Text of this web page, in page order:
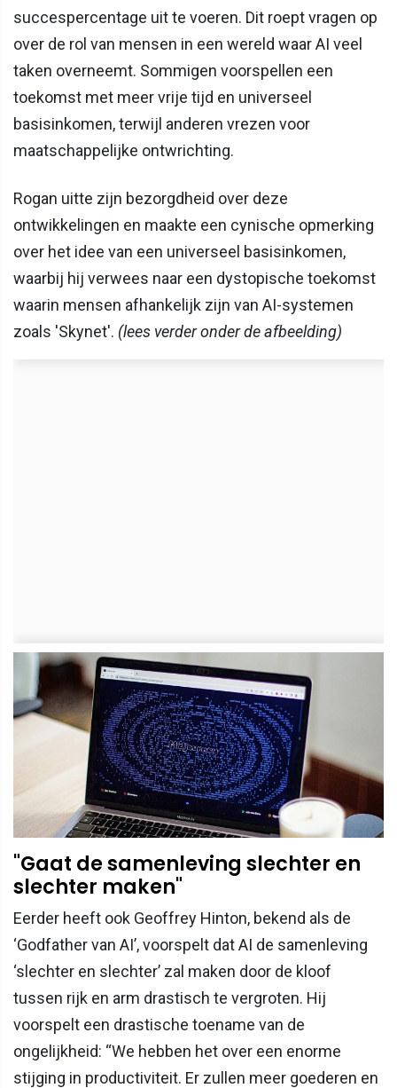
succespercentage uit te voeren. Dit roept vragen op
over de rol van mensen in een wereld waar AI veel
taken overneemt. Sommigen voorspellen een
toekomst met meer vrije tijd en universeel
basisinkomen, terwijl anderen vrezen voor
maatschappelijke ontwrichting.
Rogan uitte zijn bezorgdheid over deze
ontwikkelingen en maakte een cynische opmerking
over het idee van een universeel basisinkomen,
waarbij hij verwees naar een dystopische toekomst
waarin mensen afhankelijk zijn van AI-systemen
zoals 'Skynet'. (lees verder onder de afbeelding)
"Gaat de samenleving slechter en
slechter maken"
Eerder heeft ook Geoffrey Hinton, bekend als de
‘Godfather van AI’, voorspelt dat AI de samenleving
‘slechter en slechter’ zal maken door de kloof
tussen rijk en arm drastisch te vergroten. Hij
voorspelt een drastische toename van de
ongelijkheid: “We hebben het over een enorme
stijging in productiviteit. Er zullen meer goederen en